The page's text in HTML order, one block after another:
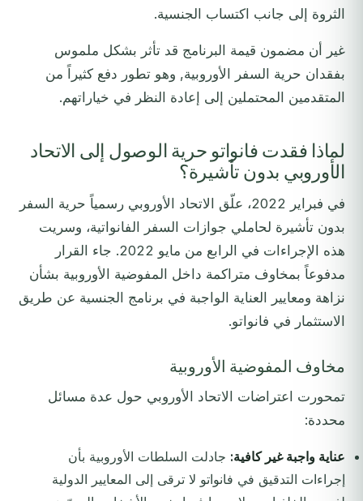
الثروة إلى جانب اكتساب الجنسية.
غير أن مضمون قيمة البرنامج قد تأثر بشكل ملموس
بفقدان حرية السفر الأوروبية, وهو تطور دفع كثيراً من
المتقدمين المحتملين إلى إعادة النظر في خياراتهم.
لماذا فقدت فانواتو حرية الوصول إلى الاتحاد
الأوروبي بدون تأشيرة؟
في فبراير 2022، علّق الاتحاد الأوروبي رسمياً حرية السفر
بدون تأشيرة لحاملي جوازات السفر الفانواتية، وسريت
هذه الإجراءات في الرابع من مايو 2022. جاء القرار
مدفوعاً بمخاوف متراكمة داخل المفوضية الأوروبية بشأن
نزاهة ومعايير العناية الواجبة في برنامج الجنسية عن طريق
الاستثمار في فانواتو.
مخاوف المفوضية الأوروبية
تمحورت اعتراضات الاتحاد الأوروبي حول عدة مسائل
محددة:
عناية واجبة غير كافية: جادلت السلطات الأوروبية بأن
إجراءات التدقيق في فانواتو لا ترقى إلى المعايير الدولية